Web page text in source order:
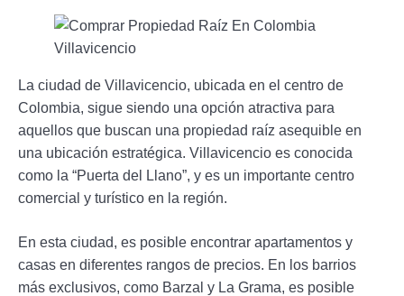
La ciudad de Villavicencio, ubicada en el centro de
Colombia, sigue siendo una opción atractiva para
aquellos que buscan una propiedad raíz asequible en
una ubicación estratégica. Villavicencio es conocida
como la “Puerta del Llano”, y es un importante centro
comercial y turístico en la región.
En esta ciudad, es posible encontrar apartamentos y
casas en diferentes rangos de precios. En los barrios
más exclusivos, como Barzal y La Grama, es posible